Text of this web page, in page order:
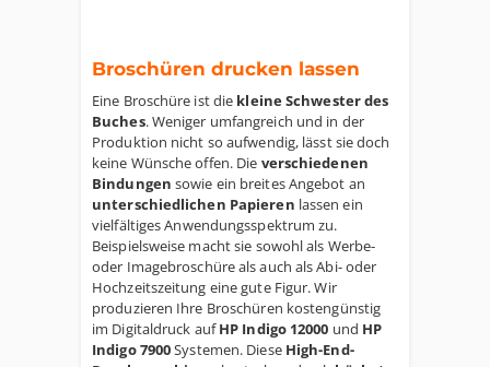
Broschüren drucken lassen
Eine Broschüre ist die kleine Schwester des
Buches. Weniger umfangreich und in der
Produktion nicht so aufwendig, lässt sie doch
keine Wünsche offen. Die verschiedenen
Bindungen sowie ein breites Angebot an
unterschiedlichen Papieren lassen ein
vielfältiges Anwendungsspektrum zu.
Beispielsweise macht sie sowohl als Werbe-
oder Imagebroschüre als auch als Abi- oder
Hochzeitszeitung eine gute Figur. Wir
produzieren Ihre Broschüren kostengünstig
im Digitaldruck aufHP Indigo 12000 und HP
Indigo 7900Systemen. Diese High-End-